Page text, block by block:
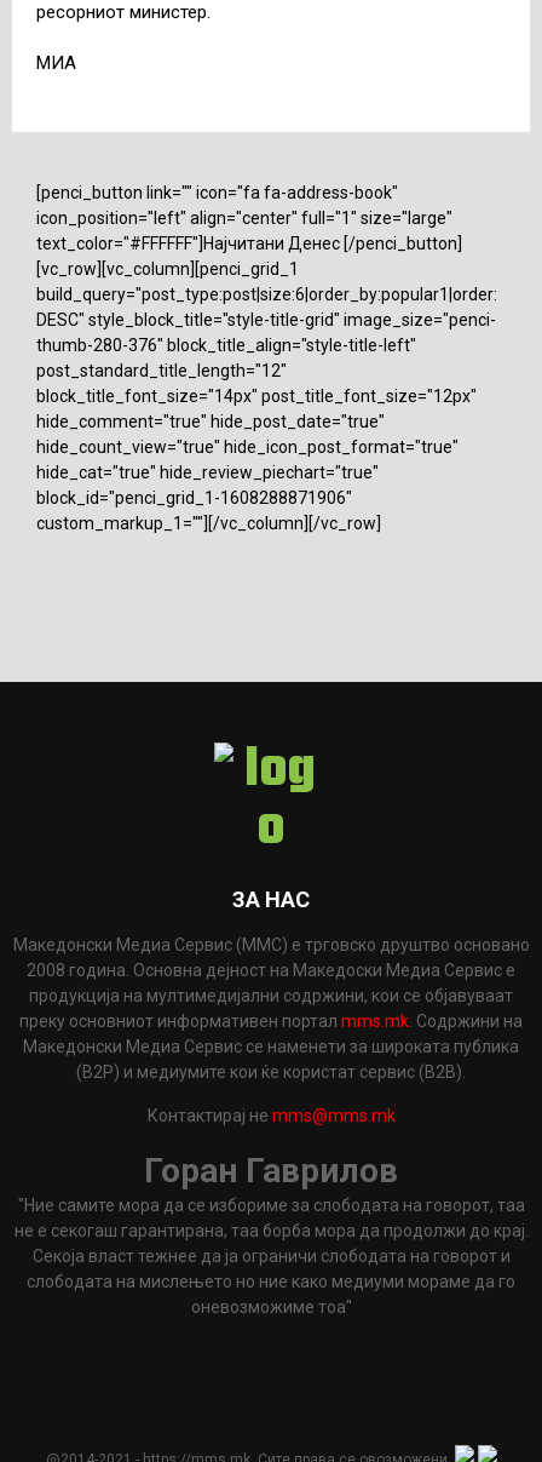
ресорниот министер.
MИА
[penci_button link="" icon="fa fa-address-book"
icon_position="left" align="center" full="1" size="large"
text_color="#FFFFFF"]Најчитани Денес [/penci_button]
[vc_row][vc_column][penci_grid_1
build_query="post_type:post|size:6|order_by:popular1|order:
DESC" style_block_title="style-title-grid" image_size="penci-
thumb-280-376" block_title_align="style-title-left"
post_standard_title_length="12"
block_title_font_size="14px" post_title_font_size="12px"
hide_comment="true" hide_post_date="true"
hide_count_view="true" hide_icon_post_format="true"
hide_cat="true" hide_review_piechart="true"
block_id="penci_grid_1-1608288871906"
custom_markup_1=""][/vc_column][/vc_row]
ЗА НАС
Македонски Медиа Сервис (ММС) е трговско друштво основано
2008 година. Основна дејност на Македоски Медиа Сервис е
продукција на мултимедијални содржини, кои се објавуваат
преку основниот информативен портал mms.mk . Содржини на
Македонски Медиа Сервис се наменети за широката публика
(B2P) и медиумите кои ќе користат сервис (B2B).
Контактирај не mms@mms.mk
Горан Гаврилов
"Ние самите мора да се избориме за слободата на говорот, таа
не е секогаш гарантирана, таа борба мора да продолжи до крај.
Секоја власт тежнее да ја ограничи слободата на говорот и
слободата на мислењето но ние како медиуми мораме да го
оневозможиме тоа"